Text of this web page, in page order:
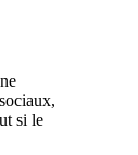
si le